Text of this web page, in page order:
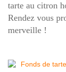
tarte au citron
Rendez vous
merveille !